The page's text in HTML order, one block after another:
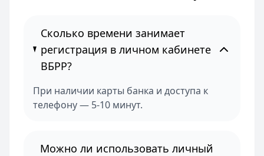
Сколько времени занимает
регистрация в личном кабинете
ВБРР?
При наличии карты банка и доступа к
телефону — 5-10 минут.
Можно ли использовать личный